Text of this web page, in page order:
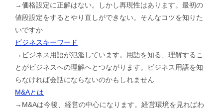
→価格設定に正解はない。しかし再現性はあります。最初の
値段設定をするとやり直しができない。そんなコツを知りた
いですか
ビジネスキーワード
→ビジネス用語が氾濫しています。用語を知る、理解するこ
とがビジネスへの理解へとつながります。ビジネス用語を知
らなければ会話にならないのかもしれません
M&Aとは
→M&Aは今後、経営の中心になります。経営環境を見ればわ